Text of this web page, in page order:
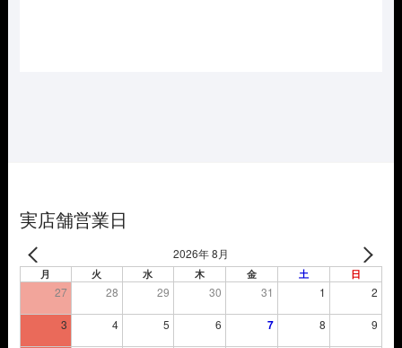
実店舗営業日
2026年 8月
月 火 水 木 金 土 日
27 28 29 30 31 1 2
3 4 5 6 7 8 9